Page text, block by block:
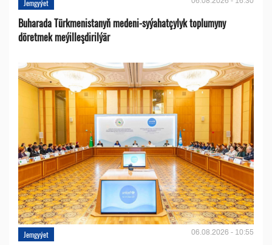
Jemgyýet
Buharada Türkmenistanyň medeni-syýahatçylyk toplumyny
döretmek meýilleşdirilýär
Jemgyýet 06.08.2026 - 10:55